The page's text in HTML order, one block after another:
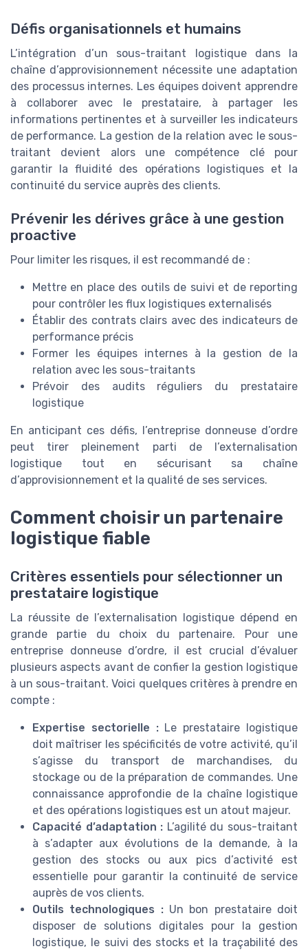
Défis organisationnels et humains
L’intégration d’un sous-traitant logistique dans la
chaîne d’approvisionnement nécessite une adaptation
des processus internes. Les équipes doivent apprendre
à collaborer avec le prestataire, à partager les
informations pertinentes et à surveiller les indicateurs
de performance. La gestion de la relation avec le sous-
traitant devient alors une compétence clé pour
garantir la fluidité des opérations logistiques et la
continuité du service auprès des clients.
Prévenir les dérives grâce à une gestion
proactive
Pour limiter les risques, il est recommandé de :
Mettre en place des outils de suivi et de reporting
pour contrôler les flux logistiques externalisés
Établir des contrats clairs avec des indicateurs de
performance précis
Former les équipes internes à la gestion de la
relation avec les sous-traitants
Prévoir des audits réguliers du prestataire
logistique
En anticipant ces défis, l’entreprise donneuse d’ordre
peut tirer pleinement parti de l’externalisation
logistique tout en sécurisant sa chaîne
d’approvisionnement et la qualité de ses services.
Comment choisir un partenaire
logistique fiable
Critères essentiels pour sélectionner un
prestataire logistique
La réussite de l’externalisation logistique dépend en
grande partie du choix du partenaire. Pour une
entreprise donneuse d’ordre, il est crucial d’évaluer
plusieurs aspects avant de confier la gestion logistique
à un sous-traitant. Voici quelques critères à prendre en
compte :
Expertise sectorielle :Le prestataire logistique
doit maîtriser les spécificités de votre activité, qu’il
s’agisse du transport de marchandises, du
stockage ou de la préparation de commandes. Une
connaissance approfondie de la chaîne logistique
et des opérations logistiques est un atout majeur.
Capacité d’adaptation : L’agilité du sous-traitant
à s’adapter aux évolutions de la demande, à la
gestion des stocks ou aux pics d’activité est
essentielle pour garantir la continuité de service
auprès de vos clients.
Outils technologiques :Un bon prestataire doit
disposer de solutions digitales pour la gestion
logistique, le suivi des stocks et la traçabilité des